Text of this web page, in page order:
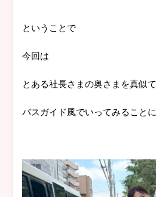
ということで
今回は
とある社長さまの奥さまを真似て
バスガイド風でいってみることに